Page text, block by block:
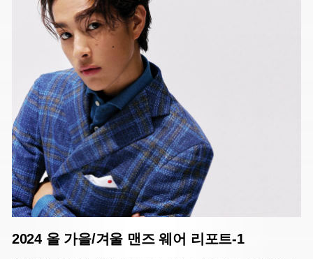
2024 올 가을/겨울 맨즈 웨어 리포트-1